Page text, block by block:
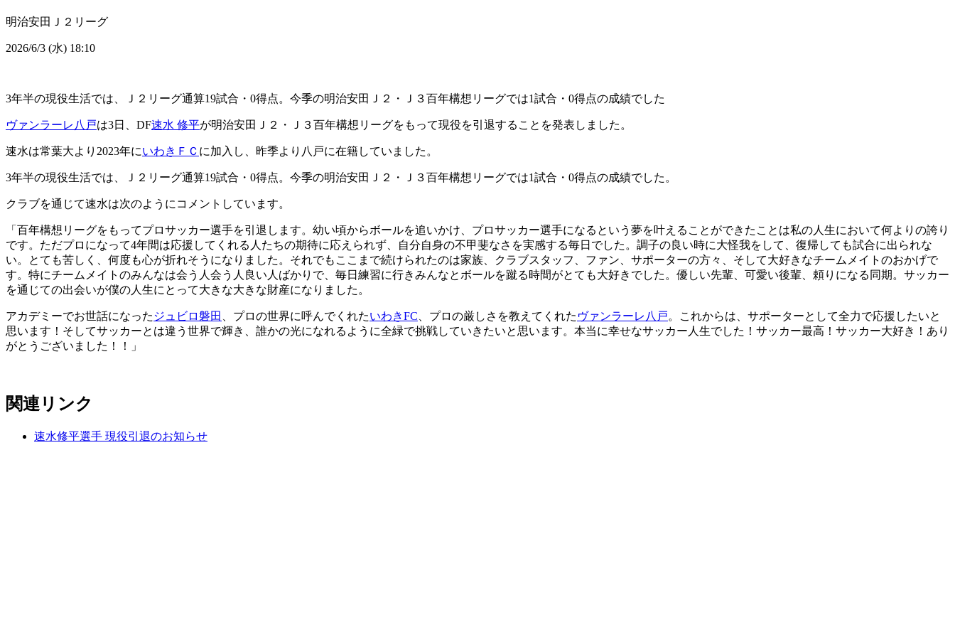
明治安田Ｊ２リーグ
2026/6/3 (水) 18:10
3年半の現役生活では、Ｊ２リーグ通算19試合・0得点。今季の明治安田Ｊ２・Ｊ３百年構想リーグでは1試合・0得点の成績でした
ヴァンラーレ八戸は3日、DF速水 修平が明治安田Ｊ２・Ｊ３百年構想リーグをもって現役を引退することを発表しました。
速水は常葉大より2023年にいわきＦＣ に加入し、昨季より八戸に在籍していました。
3年半の現役生活では、Ｊ２リーグ通算19試合・0得点。今季の明治安田Ｊ２・Ｊ３百年構想リーグでは1試合・0得点の成績でした。
クラブを通じて速水は次のようにコメントしています。
「百年構想リーグをもってプロサッカー選手を引退します。幼い頃からボールを追いかけ、プロサッカー選手になるという夢を叶えることができたことは私の人生において何よりの誇り
です。ただプロになって4年間は応援してくれる人たちの期待に応えられず、自分自身の不甲斐なさを実感する毎日でした。調子の良い時に大怪我をして、復帰しても試合に出られな
い。とても苦しく、何度も心が折れそうになりました。それでもここまで続けられたのは家族、クラブスタッフ、ファン、サポーターの方々、そして大好きなチームメイトのおかげで
す。特にチームメイトのみんなは会う人会う人良い人ばかりで、毎日練習に行きみんなとボールを蹴る時間がとても大好きでした。優しい先輩、可愛い後輩、頼りになる同期。サッカー
を通じての出会いが僕の人生にとって大きな大きな財産になりました。
アカデミーでお世話になった ジュビロ磐田 、プロの世界に呼んでくれたいわきFC 、プロの厳しさを教えてくれた ヴァンラーレ八戸。これからは、サポーターとして全力で応援したいと
思います！そしてサッカーとは違う世界で輝き、誰かの光になれるように全緑で挑戦していきたいと思います。本当に幸せなサッカー人生でした！サッカー最高！サッカー大好き！あり
がとうございました！！」
関連リンク
速水修平選手 現役引退のお知らせ